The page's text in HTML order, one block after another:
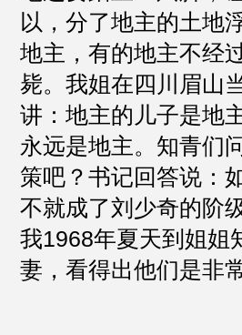
以，分了地主的土地
地主，有的地主不经
毙。我姐在四川眉山
讲：地主的儿子是地
永远是地主。知青们
策吧？书记回答说：
不就成了刘少奇的阶
我1968年夏天到姐姐
妻，看得出他们是非